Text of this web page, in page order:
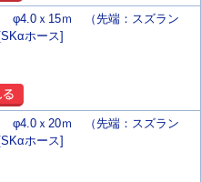
φ4.0ｘ15ｍ （先端：スズラン
ホース]
φ4.0ｘ20ｍ （先端：スズラン
ホース]